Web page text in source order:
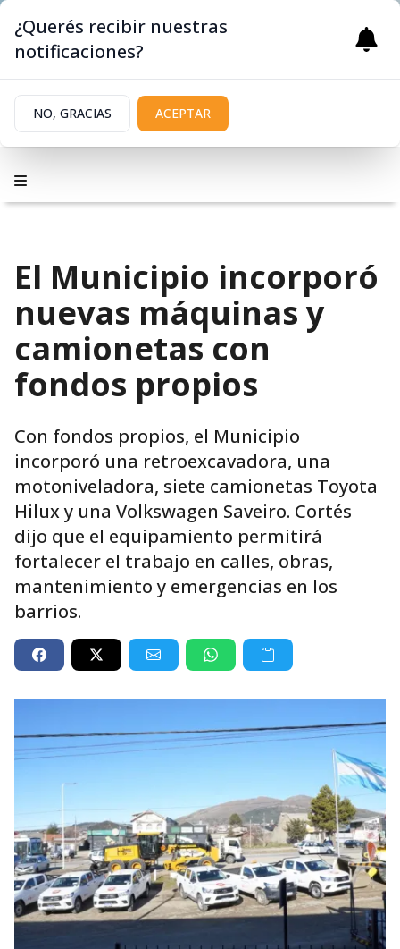
El Municipio incorporó
nuevas máquinas y
camionetas con
fondos propios
Con fondos propios, el Municipio
incorporó una retroexcavadora, una
motoniveladora, siete camionetas Toyota
Hilux y una Volkswagen Saveiro. Cortés
dijo que el equipamiento permitirá
fortalecer el trabajo en calles, obras,
mantenimiento y emergencias en los
barrios.
¿Querés recibir nuestras
notificaciones?
NO, GRACIAS ACEPTAR